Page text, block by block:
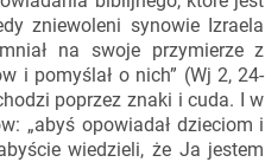
zniewoleni synowie Izraela
na swoje przymierze z
i pomyślał o nich” (Wj 2, 24-
poprzez znaki i cuda. I w
„abyś opowiadał dzieciom i
wiedzieli, że Ja jestem